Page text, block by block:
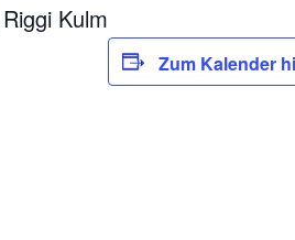
Kulm
Zum Kalender